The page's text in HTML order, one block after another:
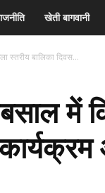
खेती बागवानी
स्तरीय बालिका दिवस...
में